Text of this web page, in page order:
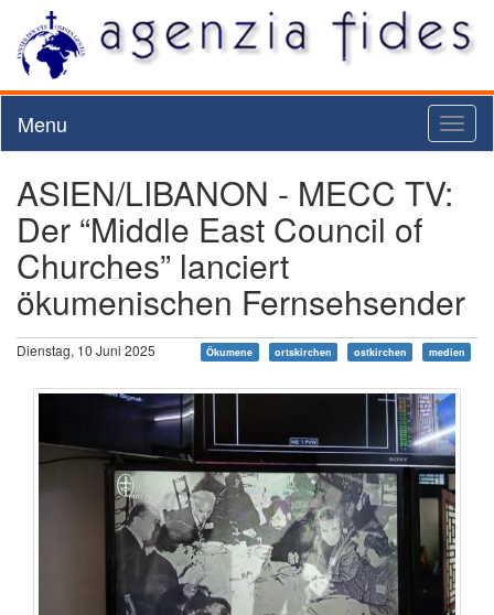
Menu
ASIEN/LIBANON - MECC TV:
Der “Middle East Council of
Churches” lanciert
ökumenischen Fernsehsender
Dienstag, 10 Juni 2025 Ökumene ortskirchen ostkirchen medien